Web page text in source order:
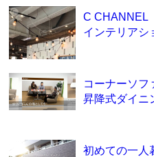
C CHANNEL
インテリアシ
コーナーソフ
昇降式ダイニ
初めての一人